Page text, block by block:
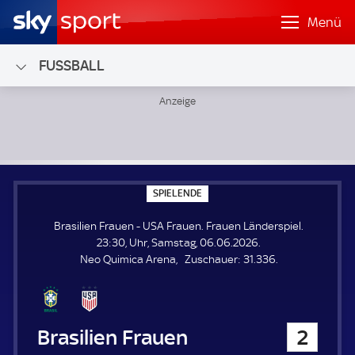
Menü
FUSSBALL
SPIELENDE
P
L
E
N
Brasilien Frauen - USA Frauen. Frauen Länderspiel.
23:30, Uhr, Samstag, 06.06.2026.
Neo Quimica Arena
Zuschauer: Z
31.336.
Brasilien Frauen 2